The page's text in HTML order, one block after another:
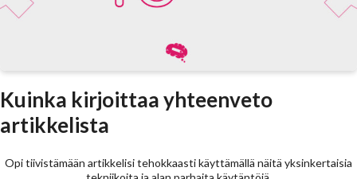
Kuinka kirjoittaa yhteenveto
artikkelista
Opi tiivistämään artikkelisi tehokkaasti käyttämällä näitä yksinkertaisia